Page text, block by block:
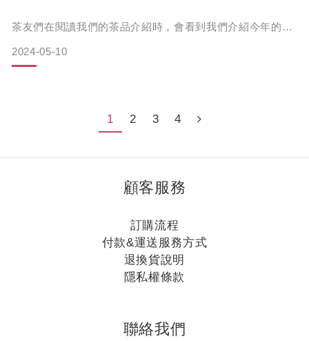
形險要，在
茶友們在閱讀我們的茶品介紹時，會看到我們介紹今年的春
肥嗎?
之間，土壤中所含有的微量元素較能吸收，能使茶葉長得更
是非常重要的，它與與茶菁產量及品質有密切的關係，因此
2024-05-10
1 2 3 4
顧客服務
訂購流程
付款&運送服務方式
退換貨說明
隱私權條款
聯絡我們